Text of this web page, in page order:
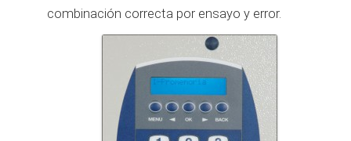
combinación correcta por ensayo y error.